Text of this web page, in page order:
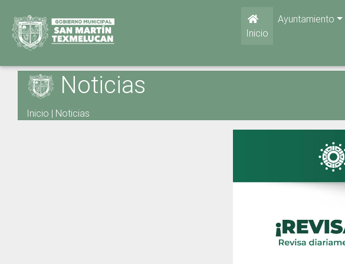
Inicio
Ayuntamiento
Noticias
Inicio | Noticias